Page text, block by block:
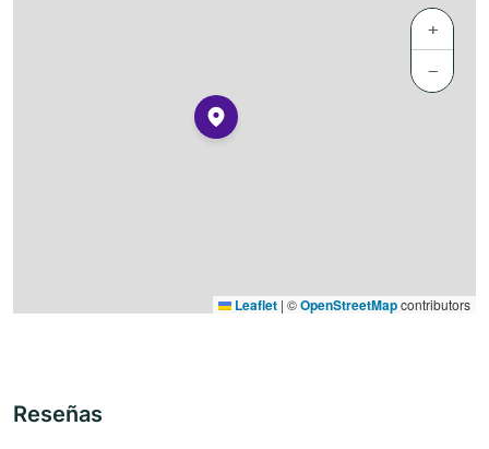
+
−
Leaflet | ©OpenStreetMapcontributors
Reseñas